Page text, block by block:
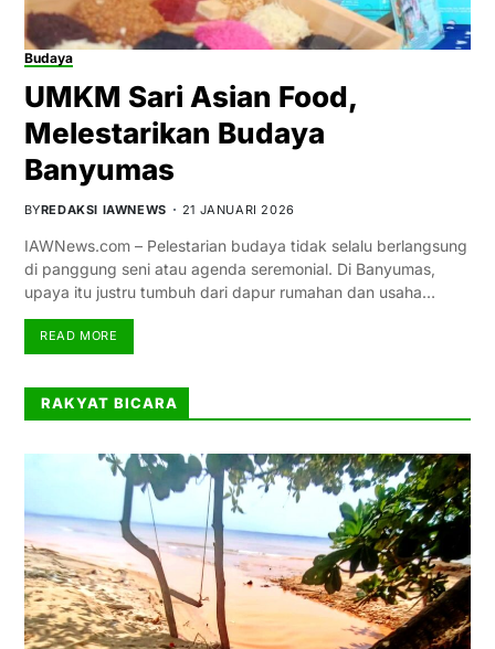
Budaya
UMKM Sari Asian Food,
Melestarikan Budaya
Banyumas
BYREDAKSI IAWNEWS 21 JANUARI 2026
IAWNews.com – Pelestarian budaya tidak selalu berlangsung
di panggung seni atau agenda seremonial. Di Banyumas,
upaya itu justru tumbuh dari dapur rumahan dan usaha…
READ MORE
RAKYAT BICARA